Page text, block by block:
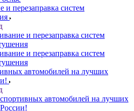
и перезаправка систем
и перезаправка систем
и перезаправка систем
автомобилей на лучших
автомобилей на лучших